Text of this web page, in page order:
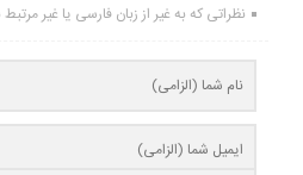
نظراتی که به غیر از زبان فارسی یا غیر